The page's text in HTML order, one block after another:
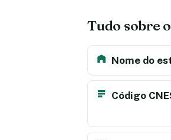
Tudo sobre
Nome do
Código